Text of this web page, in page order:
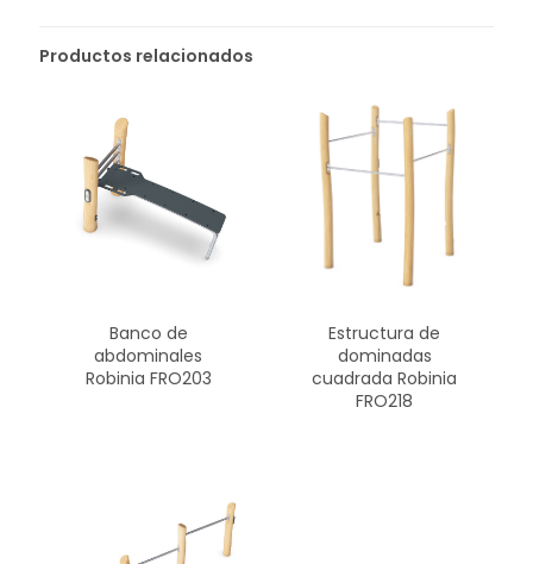
Productos relacionados
Banco de
abdominales
Robinia FRO203
Estructura de
dominadas
cuadrada Robinia
FRO218